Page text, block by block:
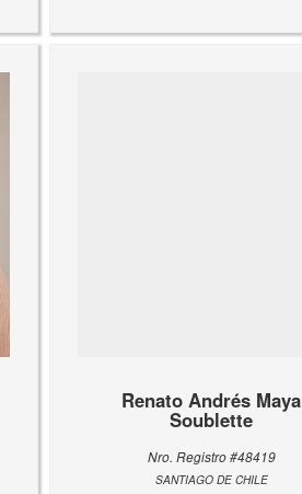
Renato Andrés Maya
Soublette
Nro. Registro #48419
SANTIAGO DE CHILE